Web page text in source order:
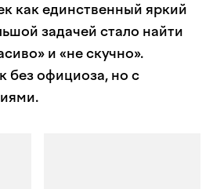
как единственный яркий
задачей стало найти
и «не скучно».
без официоза, но с